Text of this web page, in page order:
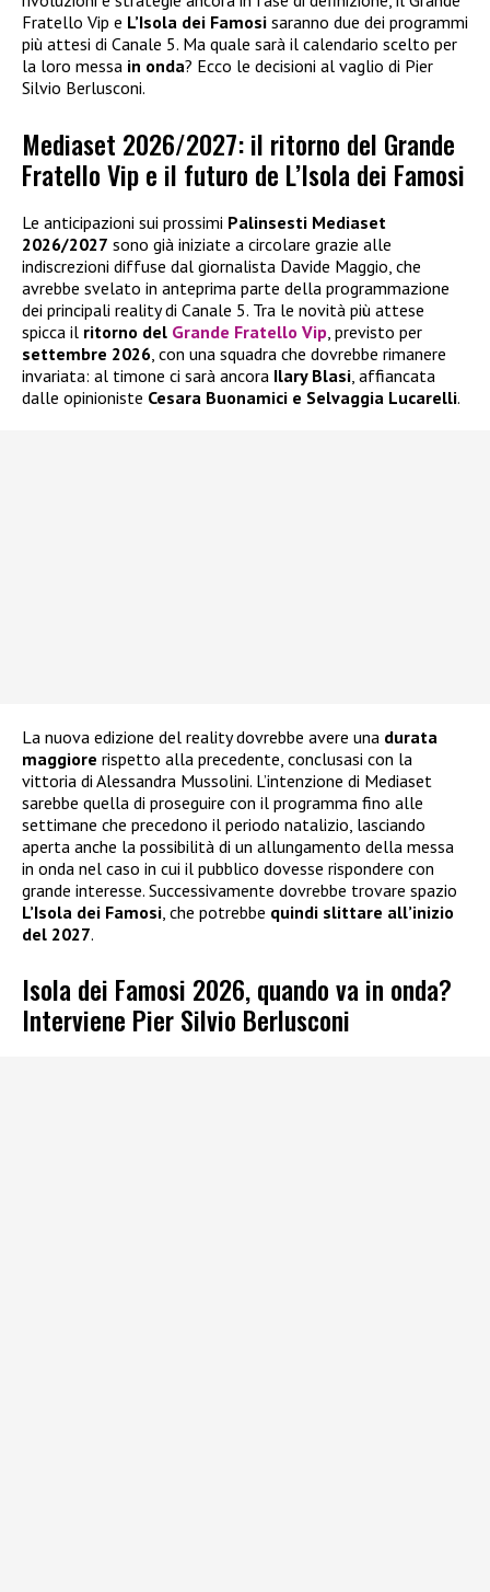
Fratello Vip e L’Isola dei Famosi saranno due dei programmi
più attesi di Canale 5. Ma quale sarà il calendario scelto per
la loro messa in onda? Ecco le decisioni al vaglio di Pier
Silvio Berlusconi.
Mediaset 2026/2027: il ritorno del Grande
Fratello Vip e il futuro de L’Isola dei Famosi
Le anticipazioni sui prossimi Palinsesti Mediaset
2026/2027 sono già iniziate a circolare grazie alle
indiscrezioni diffuse dal giornalista Davide Maggio, che
avrebbe svelato in anteprima parte della programmazione
dei principali reality di Canale 5. Tra le novità più attese
spicca il ritorno del Grande Fratello Vip , previsto per
settembre 2026 , con una squadra che dovrebbe rimanere
invariata: al timone ci sarà ancora Ilary Blasi , affiancata
dalle opinioniste Cesara Buonamici e Selvaggia Lucarelli.
La nuova edizione del reality dovrebbe avere una durata
maggiore rispetto alla precedente, conclusasi con la
vittoria di Alessandra Mussolini. L’intenzione di Mediaset
sarebbe quella di proseguire con il programma fino alle
settimane che precedono il periodo natalizio, lasciando
aperta anche la possibilità di un allungamento della messa
in onda nel caso in cui il pubblico dovesse rispondere con
grande interesse. Successivamente dovrebbe trovare spazio
L’Isola dei Famosi , che potrebbe quindi slittare all’inizio
del 2027.
Isola dei Famosi 2026, quando va in onda?
Interviene Pier Silvio Berlusconi